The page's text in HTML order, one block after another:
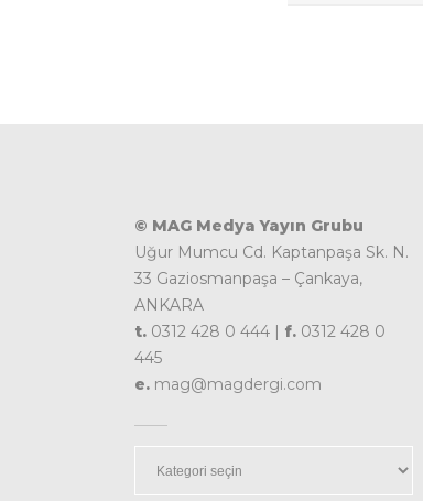
© MAG Medya Yayın Grubu
Uğur Mumcu Cd. Kaptanpaşa Sk. N.
33 Gaziosmanpaşa – Çankaya,
ANKARA
t. 0312 428 0 444 | f. 0312 428 0
445
e. mag@magdergi.com